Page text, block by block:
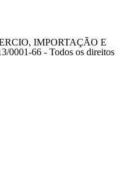
IMPORTAÇÃO E
0001-66 - Todos os direitos